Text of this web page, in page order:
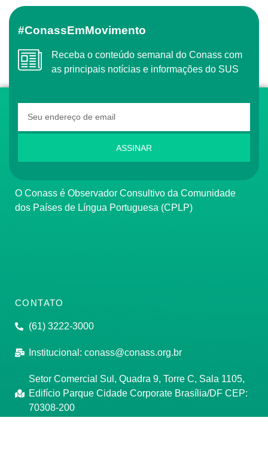
#ConassEmMovimento
Receba o conteúdo semanal do Conass com
as principais notícias e informações do SUS
ASSINAR
O Conass é Observador Consultivo da Comunidade
dos Países de Língua Portuguesa (CPLP)
CONTATO
(61) 3222-3000
Institucional: conass@conass.org.br
Setor Comercial Sul, Quadra 9, Torre C, Sala 1105,
Edifício Parque Cidade Corporate Brasília/DF CEP:
70308-200